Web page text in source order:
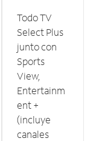
Todo TV
Select Plus
junto con
Sports
View,
Entertainm
ent +
(incluye
canales